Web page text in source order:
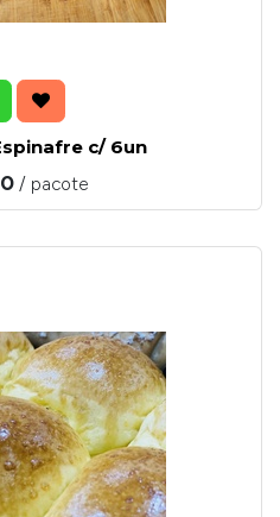
c/ 6un
/ pacote